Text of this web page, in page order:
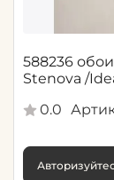
588236
Stenova /
0.0